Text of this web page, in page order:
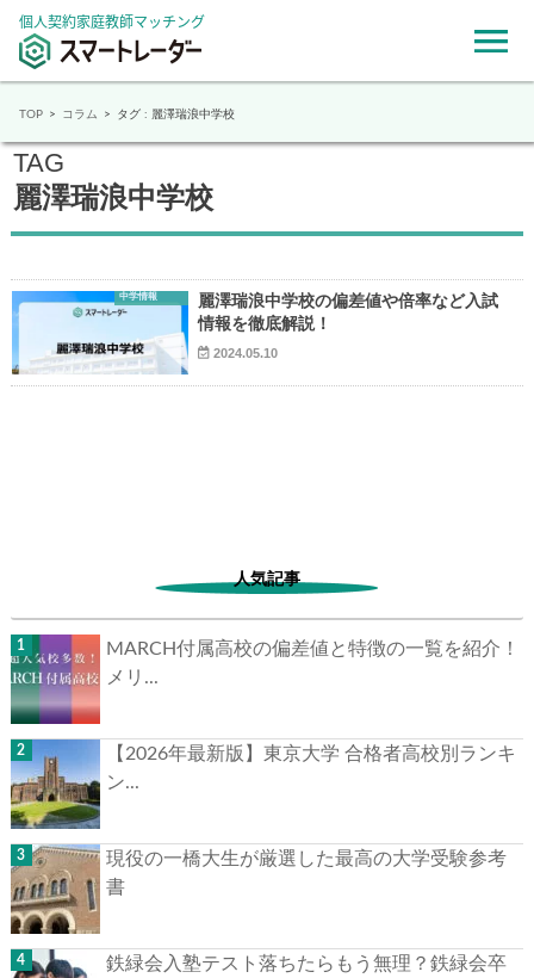
個人契約家庭教師マッチング
▶
TOP コラム タグ : 麗澤瑞浪中学校
TAG
麗澤瑞浪中学校
中学情報
麗澤瑞浪中学校の偏差値や倍率など入試
情報を徹底解説！
2024.05.10
人気記事
MARCH付属高校の偏差値と特徴の一覧を紹介！
メリ...
【2026年最新版】東京大学 合格者高校別ランキ
ン...
現役の一橋大生が厳選した最高の大学受験参考
書
鉄緑会入塾テスト落ちたらもう無理？鉄緑会卒